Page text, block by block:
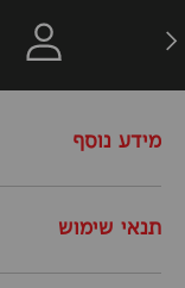
חזרה
מידע נוסף
תנאי שימוש